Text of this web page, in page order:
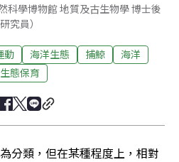
科學博物館 地質及古生物學 博士後
研究員）
動 海洋生態 捕鯨
海洋
生態保育
分類，但在某種程度上，相對